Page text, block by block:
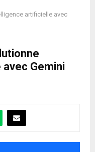
artificielle avec
Gemini